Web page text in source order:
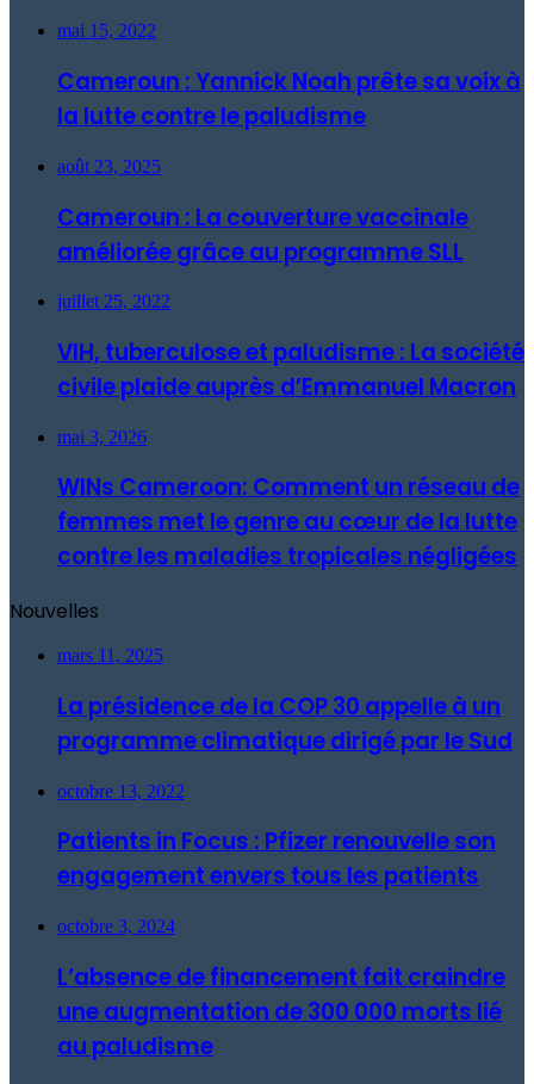
mai 15, 2022
Cameroun : Yannick Noah prête sa voix à
la lutte contre le paludisme
août 23, 2025
Cameroun : La couverture vaccinale
améliorée grâce au programme SLL
juillet 25, 2022
VIH, tuberculose et paludisme : La société
civile plaide auprès d’Emmanuel Macron
mai 3, 2026
WINs Cameroon: Comment un réseau de
femmes met le genre au cœur de la lutte
contre les maladies tropicales négligées
Nouvelles
mars 11, 2025
La présidence de la COP 30 appelle à un
programme climatique dirigé par le Sud
octobre 13, 2022
Patients in Focus : Pfizer renouvelle son
engagement envers tous les patients
octobre 3, 2024
L’absence de financement fait craindre
une augmentation de 300 000 morts lié
au paludisme